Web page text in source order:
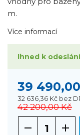
m.
Více informací
Ihned k odeslání
39
32 636,36 Kč bez
42 200,00 Kč